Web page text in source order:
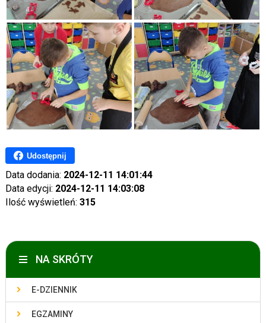
Udostępnij
Data dodania: 2024-12-11 14:01:44
Data edycji: 2024-12-11 14:03:08
Ilość wyświetleń: 315
NA SKRÓTY
E-DZIENNIK
EGZAMINY